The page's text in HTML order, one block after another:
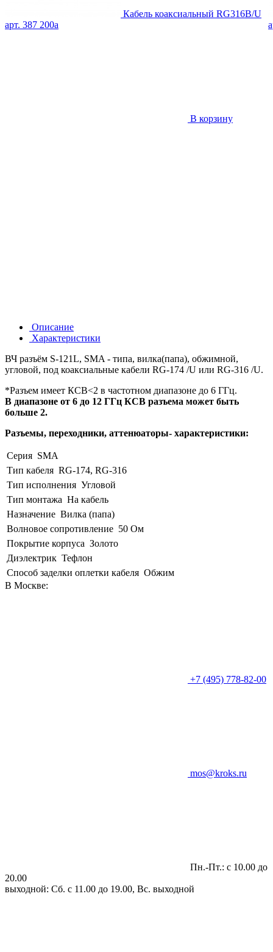
Кабель коаксиальный RG316B/U
арт. 387 200a
В корзину
Описание
Характеристики
ВЧ разъём S-121L, SMA - типа, вилка(папа), обжимной,
угловой, под коаксиальные кабели RG-174 /U или RG-316 /U.
*Разъем имеет КСВ<2 в частотном диапазоне до 6 ГГц.
В диапазоне от 6 до 12 ГГц КСВ разъема может быть
больше 2.
Разъемы, переходники, аттенюаторы- характеристики:
Серия SMA
Тип кабеля RG-174, RG-316
Тип исполнения Угловой
Тип монтажа На кабель
Назначение Вилка (папа)
Волновое сопротивление 50 Ом
Покрытие корпуса Золото
Диэлектрик Тефлон
Способ заделки оплетки кабеля Обжим
В Москве:
+7 (495) 778-82-00
mos@kroks.ru
Пн.-Пт.: с 10.00 до
20.00
выходной: Сб. с 11.00 до 19.00, Вс. выходной